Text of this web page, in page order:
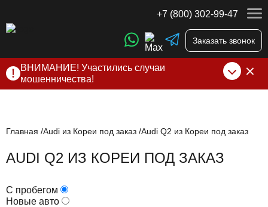
+7 (800) 302-99-47
Заказать звонок
ВНИМАНИЕ! Участились случаи
мошенничества!
нами по официальнымконтактам, указанным в соц сетях
Главная Audi из Кореи под заказ Audi Q2 из Кореи под заказ
AUDI Q2 ИЗ КОРЕИ ПОД ЗАКАЗ
С пробегом
Новые авто